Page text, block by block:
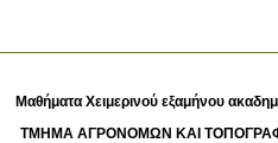
Μαθήματα Χειμερινού εξαμήνου
ΤΜΗΜΑ ΑΓΡΟΝΟΜΩΝ ΚΑΙ